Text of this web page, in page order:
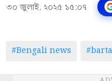
৩০ জুলাই, ২০২৫ ১৫:০৭
#Bengali news